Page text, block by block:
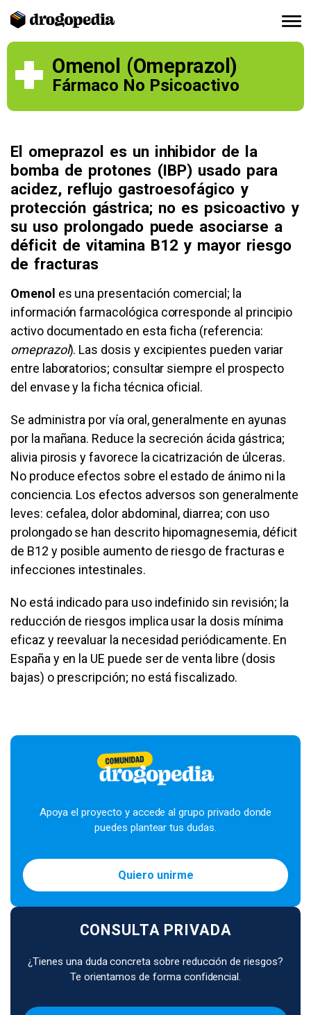
Omenol (Omeprazol)
Fármaco No Psicoactivo
El omeprazol es un inhibidor de la
bomba de protones (IBP) usado para
acidez, reflujo gastroesofágico y
protección gástrica; no es psicoactivo y
su uso prolongado puede asociarse a
déficit de vitamina B12 y mayor riesgo
de fracturas
Omenol es una presentación comercial; la
información farmacológica corresponde al principio
activo documentado en esta ficha (referencia:
omeprazol). Las dosis y excipientes pueden variar
entre laboratorios; consultar siempre el prospecto
del envase y la ficha técnica oficial.
Se administra por vía oral, generalmente en ayunas
por la mañana. Reduce la secreción ácida gástrica;
alivia pirosis y favorece la cicatrización de úlceras.
No produce efectos sobre el estado de ánimo ni la
conciencia. Los efectos adversos son generalmente
leves: cefalea, dolor abdominal, diarrea; con uso
prolongado se han descrito hipomagnesemia, déficit
de B12 y posible aumento de riesgo de fracturas e
infecciones intestinales.
No está indicado para uso indefinido sin revisión; la
reducción de riesgos implica usar la dosis mínima
eficaz y reevaluar la necesidad periódicamente. En
España y en la UE puede ser de venta libre (dosis
bajas) o prescripción; no está fiscalizado.
Apoya el proyecto y accede al grupo privado donde
puedes plantear tus dudas.
Quiero unirme
CONSULTA PRIVADA
¿Tienes una duda concreta sobre reducción de riesgos?
Te orientamos de forma confidencial.